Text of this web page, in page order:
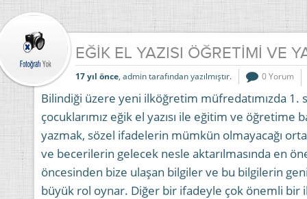
EĞİK EL YAZISI ÖĞRETİMİ VE
17 yıl önce, admin tarafından yazılmıştır. 0 Yorum
Bilindiği üzere yeni ilköğretim müfredatımızda 1.
çocuklarımız eğik el yazısı ile eğitim ve öğretime
yazmak, sözel ifadelerin mümkün olmayacağı
ve becerilerin gelecek nesle aktarılmasında en
öncesinden bize ulaşan bilgiler ve bu bilgilerin
büyük rol oynar. Diğer bir ifadeyle çok önemli bir